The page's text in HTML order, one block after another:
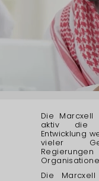
Die Marcxell
aktiv die
Entwicklung
vieler
Die